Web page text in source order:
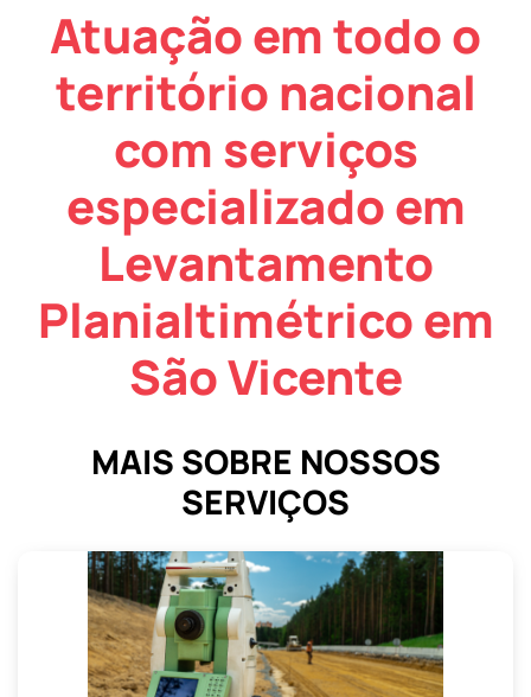
Atuação em todo o
território nacional
com serviços
especializado em
Levantamento
Planialtimétrico em
São Vicente
MAIS SOBRE NOSSOS
SERVIÇOS